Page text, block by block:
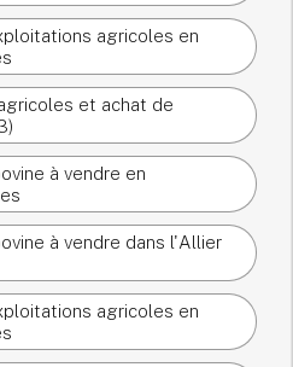
agricoles en
et achat de
à vendre en
à vendre dans l'Allier
agricoles en